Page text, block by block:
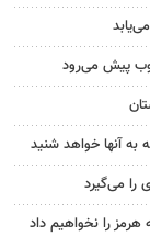
خوب پیش می‌رود
آنها خواهد شنید
را می‌گیرد
را نخواهیم داد